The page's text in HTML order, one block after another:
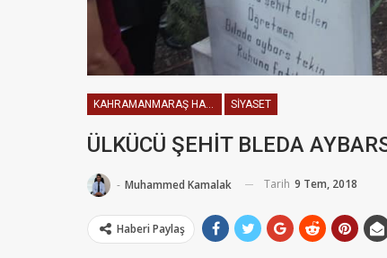
KAHRAMANMARAŞ HABERLERI SIYASET
ÜLKÜCÜ ŞEHİT BLEDA
- Muhammed Kamalak Tarih 9 Tem, 2018
Haberi Paylaş